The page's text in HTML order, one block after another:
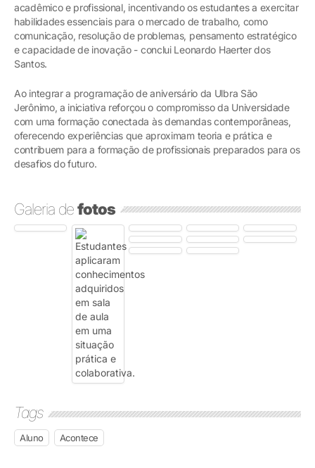
acadêmico e profissional, incentivando os estudantes a exercitar
habilidades essenciais para o mercado de trabalho, como
comunicação, resolução de problemas, pensamento estratégico
e capacidade de inovação - conclui Leonardo Haerter dos
Santos.
Ao integrar a programação de aniversário da Ulbra São
Jerônimo, a iniciativa reforçou o compromisso da Universidade
com uma formação conectada às demandas contemporâneas,
oferecendo experiências que aproximam teoria e prática e
contribuem para a formação de profissionais preparados para os
desafios do futuro.
Galeria defotos
Tags
Aluno Acontece